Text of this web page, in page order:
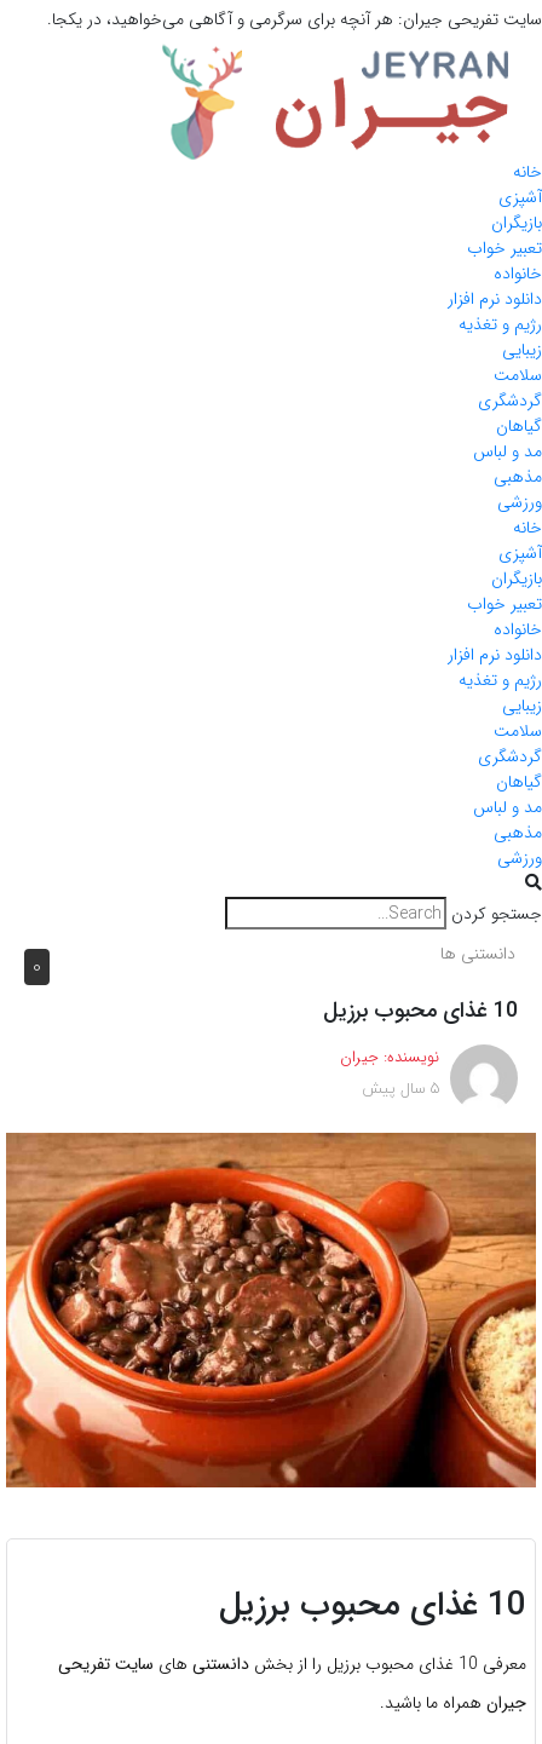
سایت تفریحی جیران: هر آنچه برای سرگرمی و آگاهی می‌خواهید، در یکجا.
خانه
آشپزی
بازیگران
تعبیر خواب
خانواده
دانلود نرم افزار
رژیم و تغذیه
زیبایی
سلامت
گردشگری
گیاهان
مد و لباس
مذهبی
ورزشی
خانه
آشپزی
بازیگران
تعبیر خواب
خانواده
دانلود نرم افزار
رژیم و تغذیه
زیبایی
سلامت
گردشگری
گیاهان
مد و لباس
مذهبی
ورزشی
جستجو کردن
0 دانستنی ها
10 غذای محبوب برزیل
نویسنده: جیران
5 سال پیش
10 غذای محبوب برزیل
معرفی 10 غذای محبوب برزیل را از بخش دانستنی های سایت تفریحی
جیران همراه ما باشید.